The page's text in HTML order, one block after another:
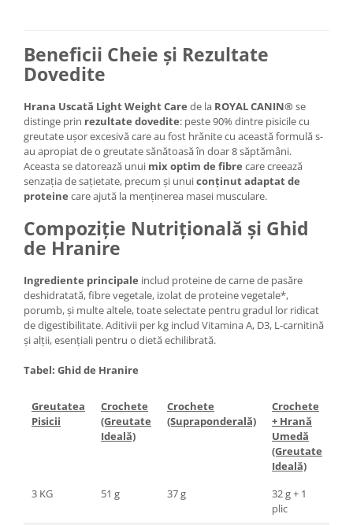
Beneficii Cheie și Rezultate
Dovedite
Hrana Uscată Light Weight Care de la ROYAL CANIN®se
distinge prin rezultate dovedite: peste 90% dintre pisicile cu
greutate ușor excesivă care au fost hrănite cu această formulă s-
au apropiat de o greutate sănătoasă în doar 8 săptămâni.
Aceasta se datorează unui mix optim de fibre care creează
senzația de sațietate, precum și unuiconținut adaptat de
proteine care ajută la menținerea masei musculare.
Compoziție Nutrițională și Ghid
de Hranire
Ingrediente principale includ proteine de carne de pasăre
deshidratată, fibre vegetale, izolat de proteine vegetale*,
porumb, și multe altele, toate selectate pentru gradul lor ridicat
de digestibilitate. Aditivii per kg includ Vitamina A, D3, L-carnitină
și alții, esențiali pentru o dietă echilibrată.
Tabel: Ghid de Hranire
Greutatea
Pisicii
Crochete
(Greutate
Ideală)
Crochete
(Supraponderală)
Crochete
+ Hrană
Umedă
(Greutate
Ideală)
3 KG 51 g 37 g
32 g + 1
plic